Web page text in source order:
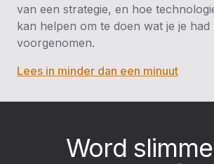
van een strategie, en hoe
kan helpen om te doen wat je je had
voorgenomen.
Lees in minder dan een minuut
Word